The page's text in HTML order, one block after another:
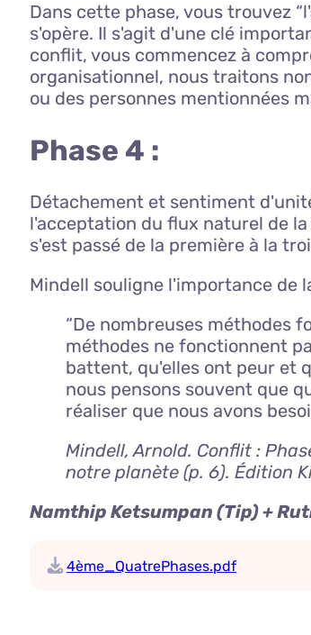
Dans cette phase, vous trouvez
s'opère. Il s'agit d'une clé
conflit, vous commencez à
organisationnel, nous traitons
ou des personnes mentionnées
Phase 4 :
Détachement et sentiment
l'acceptation du flux naturel de
s'est passé de la première à la
Mindell souligne l'importance de
“De nombreuses méthodes
méthodes ne fonctionnent
battent, qu'elles ont peur et
nous pensons souvent que
réaliser que nous avons
Mindell, Arnold. Conflit :
notre planète (p. 6). Édition
Namthip Ketsumpan (Tip) +
4ème_QuatrePhases.pdf